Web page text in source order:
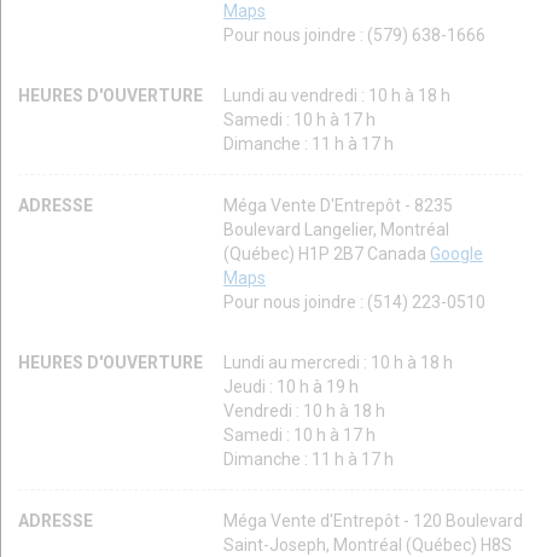
Maps
Pour nous joindre : (579) 638-1666
HEURES D'OUVERTURE
Lundi au vendredi : 10 h à 18 h
Samedi : 10 h à 17 h
Dimanche : 11 h à 17 h
ADRESSE
Méga Vente D'Entrepôt - 8235
Boulevard Langelier, Montréal
(Québec) H1P 2B7 Canada Google
Maps
Pour nous joindre : (514) 223-0510
HEURES D'OUVERTURE
Lundi au mercredi : 10 h à 18 h
Jeudi : 10 h à 19 h
Vendredi : 10 h à 18 h
Samedi : 10 h à 17 h
Dimanche : 11 h à 17 h
ADRESSE
Méga Vente d'Entrepôt - 120 Boulevard
Saint-Joseph, Montréal (Québec) H8S